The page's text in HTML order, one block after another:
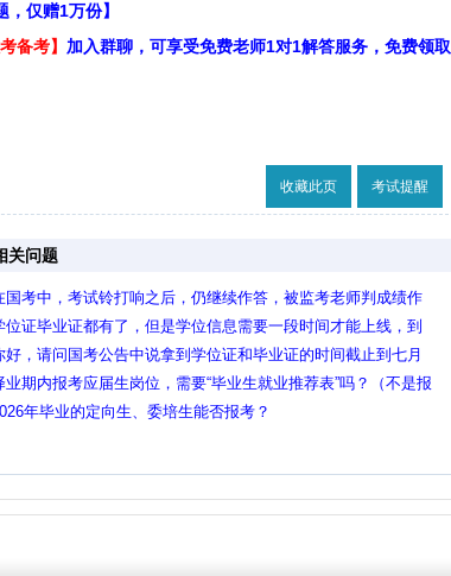
，仅赠1万份】
备考】 加入群聊，可享受免费老师1对1解答服务，免费领取
收藏此页 考试提醒
关问题
国考中，考试铃打响之后，仍继续作答，被监考老师判成绩作
，会影响后面的省考和事业单位考试吗
位证毕业证都有了，但是学位信息需要一段时间才能上线，到
候报名时学位证还没更新会影响报名吗？
好，请问国考公告中说拿到学位证和毕业证的时间截止到七月
，没有具体到哪一天，请问是只要在7月31号之前获得就可以是
业期内报考应届生岗位，需要“毕业生就业推荐表”吗？（不是报
推荐表）在哪个环节需要？
年毕业的定向生、委培生能否报考？